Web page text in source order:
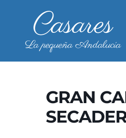
Casares
La pequeña Andalucía
GRAN